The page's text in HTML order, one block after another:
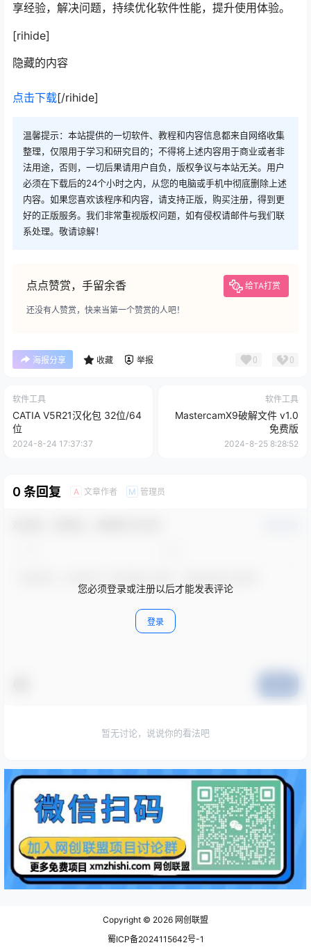
享经验，解决问题，持续优化软件性能，提升使用体验。
[rihide]
隐藏的内容
点击下载[/rihide]
温馨提示：本站提供的一切软件、教程和内容信息都来自网络收集
整理，仅限用于学习和研究目的；不得将上述内容用于商业或者非
法用途，否则，一切后果请用户自负，版权争议与本站无关。用户
必须在下载后的24个小时之内，从您的电脑或手机中彻底删除上述
内容。如果您喜欢该程序和内容，请支持正版，购买注册，得到更
好的正版服务。我们非常重视版权问题，如有侵权请邮件与我们联
系处理。敬请谅解！
点点赞赏，手留余香 给TA打赏
还没有人赞赏，快来当第一个赞赏的人吧！
海报分享 收藏 举报 0 0
软件工具
CATIA V5R21汉化包 32位/64
位
2024-8-24 17:37:37
软件工具
MastercamX9破解文件 v1.0
免费版
2024-8-25 8:28:52
0 条回复 A 文章作者 M 管理员
您必须登录或注册以后才能发表评论
登录
暂无讨论，说说你的看法吧
Copyright © 2026 网创联盟
蜀ICP备2024115642号-1